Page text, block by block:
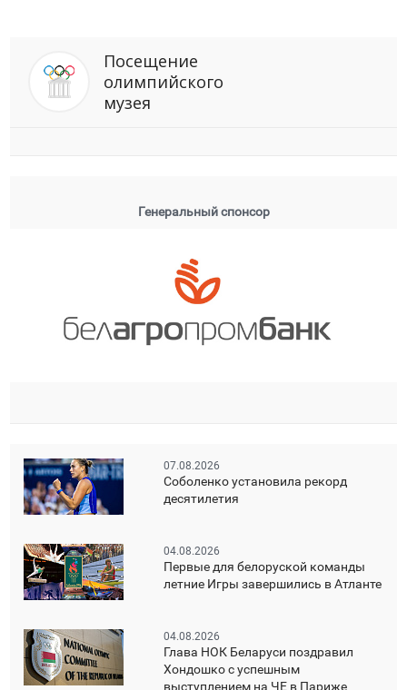
Посещение
олимпийского
музея
Генеральный спонсор
07.08.2026
Соболенко установила рекорд
десятилетия
04.08.2026
Первые для белоруской команды
летние Игры завершились в Атланте
04.08.2026
Глава НОК Беларуси поздравил
Хондошко с успешным
выступлением на ЧЕ в Париже